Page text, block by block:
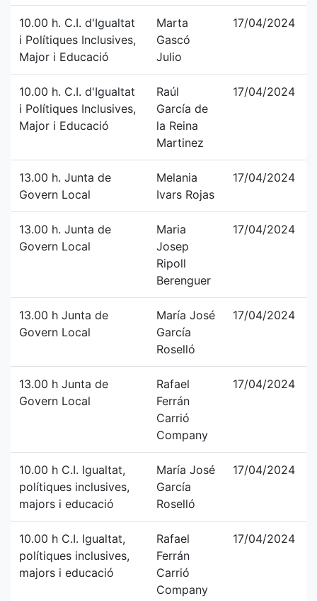
10.00 h. C.I. d'Igualtat
i Polítiques Inclusives,
Major i Educació
Marta
Gascó
Julio
17/04/2024
10.00 h. C.I. d'Igualtat
i Polítiques Inclusives,
Major i Educació
Raúl
García de
la Reina
Martinez
17/04/2024
13.00 h. Junta de
Govern Local
Melania
Ivars Rojas
17/04/2024
13.00 h. Junta de
Govern Local
Maria
Josep
Ripoll
Berenguer
17/04/2024
13.00 h Junta de
Govern Local
María José
García
Roselló
17/04/2024
13.00 h Junta de
Govern Local
Rafael
Ferrán
Carrió
Company
17/04/2024
10.00 h C.I. Igualtat,
polítiques inclusives,
majors i educació
María José
García
Roselló
17/04/2024
10.00 h C.I. Igualtat,
polítiques inclusives,
majors i educació
Rafael
Ferrán
Carrió
Company
17/04/2024